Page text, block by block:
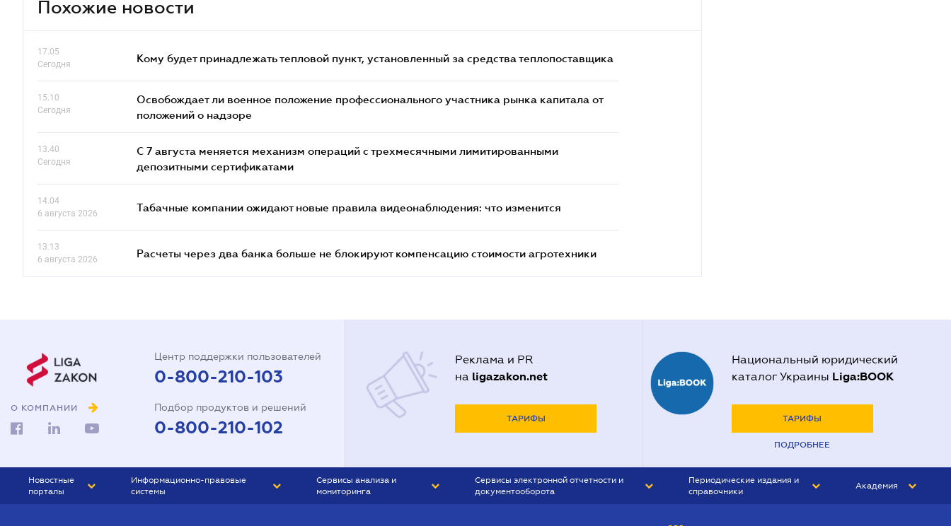
Похожие новости
17.05
Сегодня
Кому будет принадлежать тепловой пункт, установленный за средства теплопоставщика
15.10
Сегодня
Освобождает ли военное положение профессионального участника рынка капитала от
положений о надзоре
13.40
Сегодня
С 7 августа меняется механизм операций с трехмесячными лимитированными
депозитными сертификатами
14.04
6 августа 2026
Табачные компании ожидают новые правила видеонаблюдения: что изменится
13.13
6 августа 2026
Расчеты через два банка больше не блокируют компенсацию стоимости агротехники
О КОМПАНИИ
Центр поддержки пользователей
0-800-210-103
Подбор продуктов и решений
0-800-210-102
Реклама и PR
на ligazakon.net
ТАРИФЫ
Национальный юридический
каталог Украины Liga:BOOK
ТАРИФЫ
ПОДРОБНЕЕ
Новостные
порталы
Информационно-правовые
системы
Сервисы анализа и
мониторинга
Сервисы электронной отчетности и
документооборота
Периодические издания и
справочники
Академия